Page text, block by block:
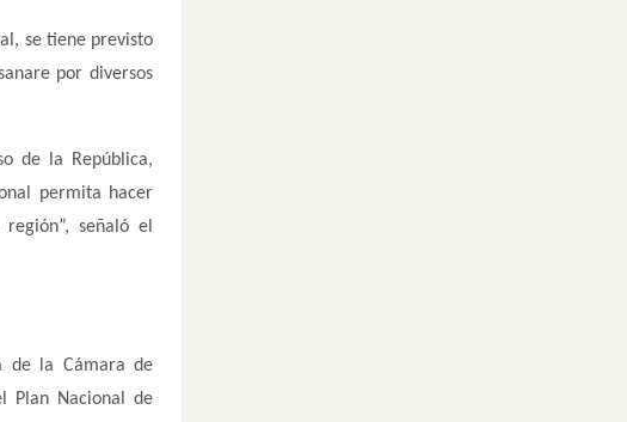
se tiene previsto
por diversos
de la República,
permita hacer
señaló el
de la Cámara de
Plan Nacional de